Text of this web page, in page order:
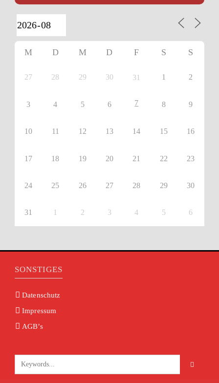
M D M D F S S
27 28 29 30 31 1 2
3 4 5 6 7 8 9
10 11 12 13 14 15 16
17 18 19 20 21 22 23
24 25 26 27 28 29 30
31 1 2 3 4 5 6
SONSTIGES
Datenschutz
Impressum
AGB’s